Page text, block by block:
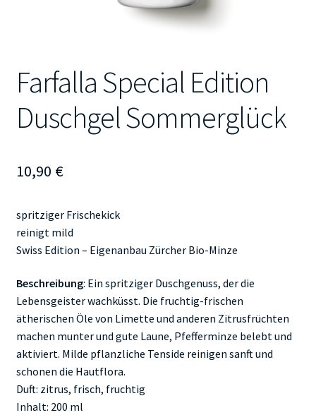
Farfalla Special Edition
Duschgel Sommerglück
10,90 €
spritziger Frischekick
reinigt mild
Swiss Edition – Eigenanbau Zürcher Bio-Minze
Beschreibung: Ein spritziger Duschgenuss, der die
Lebensgeister wachküsst. Die fruchtig-frischen
ätherischen Öle von Limette und anderen Zitrusfrüchten
machen munter und gute Laune, Pfefferminze belebt und
aktiviert. Milde pflanzliche Tenside reinigen sanft und
schonen die Hautflora.
Duft: zitrus, frisch, fruchtig
Inhalt: 200 ml